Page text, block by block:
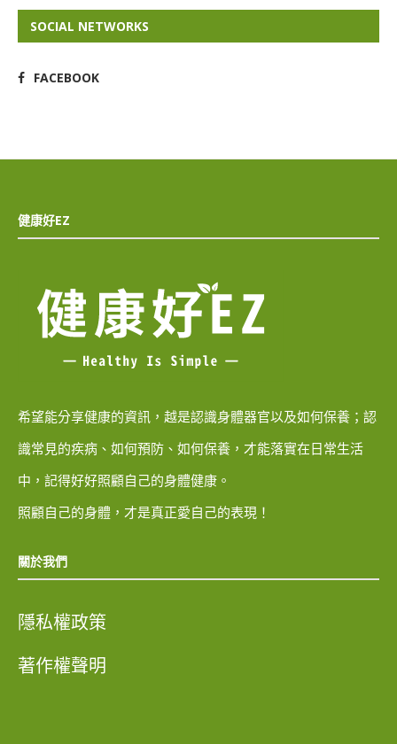
SOCIAL NETWORKS
FACEBOOK
健康好EZ
希望能分享健康的資訊，越是認識身體器官以及如何保養；認
識常見的疾病、如何預防、如何保養，才能落實在日常生活
中，記得好好照顧自己的身體健康。
照顧自己的身體，才是真正愛自己的表現！
關於我們
隱私權政策
著作權聲明